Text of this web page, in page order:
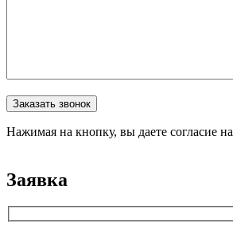
Оставьте это поле пустым.
Заказать звонок
Нажимая на кнопку, вы даете согласие на
Заявка